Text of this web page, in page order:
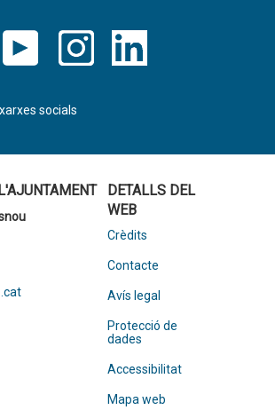
socials
DETALLS DEL
WEB
Crèdits
Contacte
Avís legal
Protecció de
dades
Accessibilitat
Mapa web